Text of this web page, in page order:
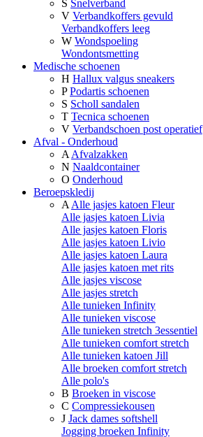
S Snelverband
V Verbandkoffers gevuld
Verbandkoffers leeg
W Wondspoeling
Wondontsmetting
Medische schoenen
H Hallux valgus sneakers
P Podartis schoenen
S Scholl sandalen
T Tecnica schoenen
V Verbandschoen post operatief
Afval - Onderhoud
A Afvalzakken
N Naaldcontainer
O Onderhoud
Beroepskledij
A Alle jasjes katoen Fleur
Alle jasjes katoen Livia
Alle jasjes katoen Floris
Alle jasjes katoen Livio
Alle jasjes katoen Laura
Alle jasjes katoen met rits
Alle jasjes viscose
Alle jasjes stretch
Alle tunieken Infinity
Alle tunieken viscose
Alle tunieken stretch 3essentiel
Alle tunieken comfort stretch
Alle tunieken katoen Jill
Alle broeken comfort stretch
Alle polo's
B Broeken in viscose
C Compressiekousen
J Jack dames softshell
Jogging broeken Infinity